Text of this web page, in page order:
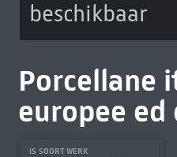
beschikbaar
Porcellane
europee
IS SOORT WERK